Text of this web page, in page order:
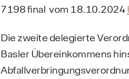
7198 final vom 18.10.2024
Die zweite delegierte
Basler Übereinkommens